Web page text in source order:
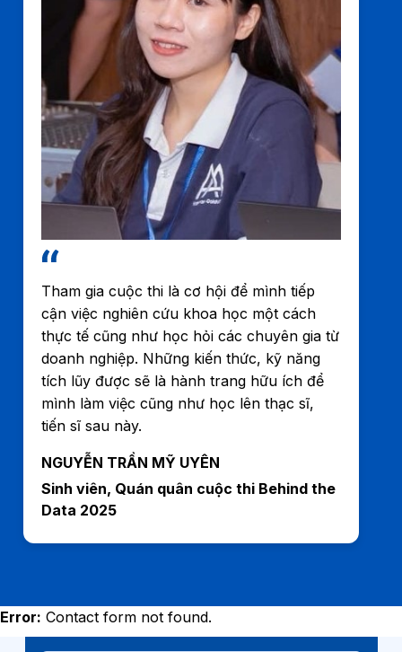
Tham gia cuộc thi là cơ hội để mình tiếp
cận việc nghiên cứu khoa học một cách
thực tế cũng như học hỏi các chuyên gia từ
doanh nghiệp. Những kiến thức, kỹ năng
tích lũy được sẽ là hành trang hữu ích để
mình làm việc cũng như học lên thạc sĩ,
tiến sĩ sau này.
NGUYỄN TRẦN MỸ UYÊN
Sinh viên, Quán quân cuộc thi Behind the
Data 2025
Error: Contact form not found.